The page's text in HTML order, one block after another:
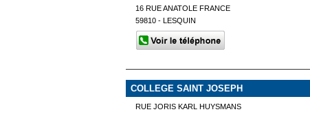
16 RUE ANATOLE FRANCE
59810 - LESQUIN
COLLEGE SAINT JOSEPH
RUE JORIS KARL HUYSMANS